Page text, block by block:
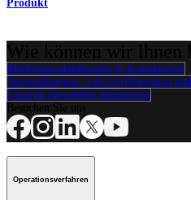
Produkt
Medizinproduktberater:in kontaktieren
Veranstaltungen, Lab-Vorführungen
Unseren Newsletter abonnieren
Operationsverfahren